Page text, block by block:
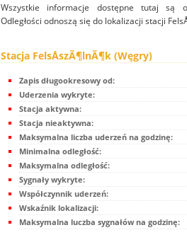
Wszystkie informacje dostępne tutaj są
Odległości odnoszą się do lokalizacji stacji
Stacja FelsÅszÃ¶lnÃ¶k (Węgry)
Zapis długookresowy od:
Uderzenia wykryte:
Stacja aktywna:
Stacja nieaktywna:
Maksymalna liczba uderzeń na godzinę:
Minimalna odległość:
Maksymalna odległość:
Sygnały wykryte:
Współczynnik uderzeń:
Wskaźnik lokalizacji:
Maksymalna luczba sygnałów na godzinę: